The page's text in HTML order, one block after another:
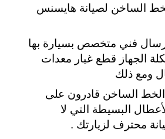
الساخن لصيانة هايسنس
فني متخصص بسيارة بها
الجهاز قطع غيار معدات
ومع ذلك
الساخن قادرون على
البسيطة التي لا
محترف لزيارتك .